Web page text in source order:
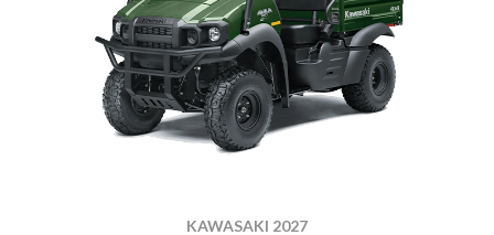
KAWASAKI 2027